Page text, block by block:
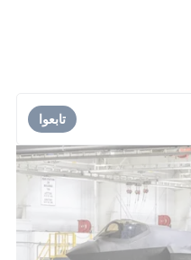
تابعوا